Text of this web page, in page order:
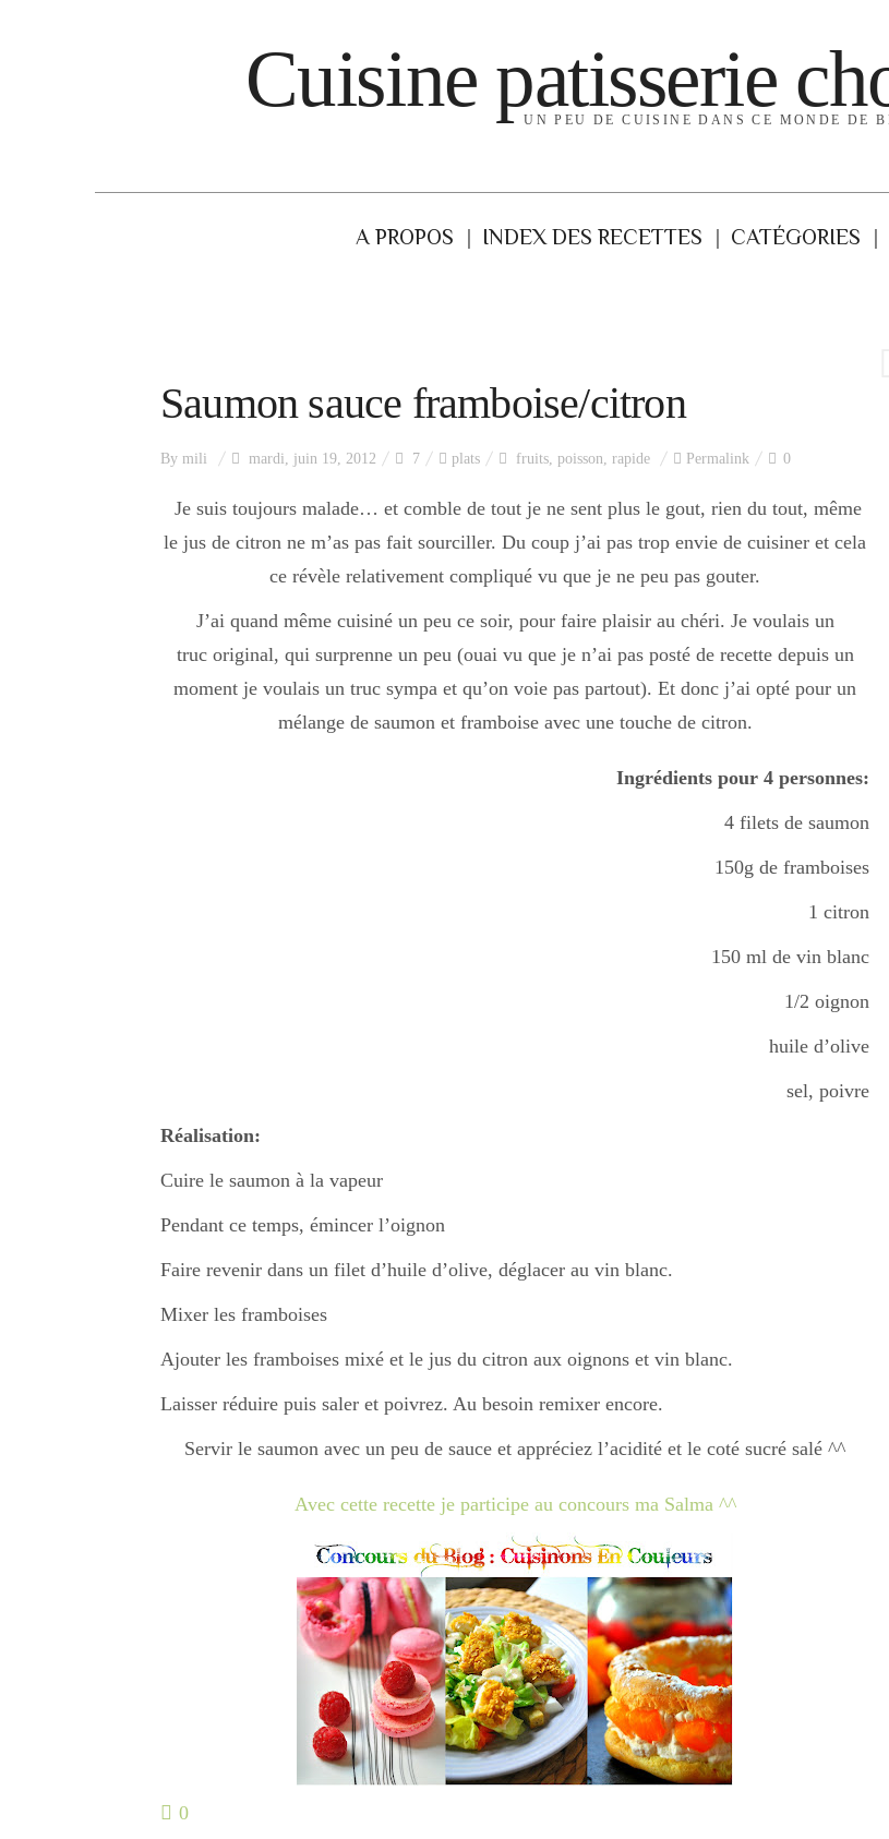
Cuisine patisserie
UN PEU DE CUISINE DANS CE MONDE DE
A PROPOS INDEX DES RECETTES CATÉGORIES
Saumon sauce framboise/citron
By mili mardi, juin 19, 2012 7 plats fruits, poisson, rapide Permalink 0
Je suis toujours malade… et comble de tout je ne sent plus le gout, rien du tout, même
le jus de citron ne m’as pas fait sourciller. Du coup j’ai pas trop envie de cuisiner et cela
ce révèle relativement compliqué vu que je ne peu pas gouter.
J’ai quand même cuisiné un peu ce soir, pour faire plaisir au chéri. Je voulais un
truc original, qui surprenne un peu (ouai vu que je n’ai pas posté de recette depuis un
moment je voulais un truc sympa et qu’on voie pas partout). Et donc j’ai opté pour un
mélange de saumon et framboise avec une touche de citron.
Ingrédients pour 4 personnes:
4 filets de saumon
150g de framboises
1 citron
150 ml de vin blanc
1/2 oignon
huile d’olive
sel, poivre
Réalisation:
Cuire le saumon à la vapeur
Pendant ce temps, émincer l’oignon
Faire revenir dans un filet d’huile d’olive, déglacer au vin blanc.
Mixer les framboises
Ajouter les framboises mixé et le jus du citron aux oignons et vin blanc.
Laisser réduire puis saler et poivrez. Au besoin remixer encore.
Servir le saumon avec un peu de sauce et appréciez l’acidité et le coté sucré salé ^^
Avec cette recette je participe au concours ma Salma ^^
0